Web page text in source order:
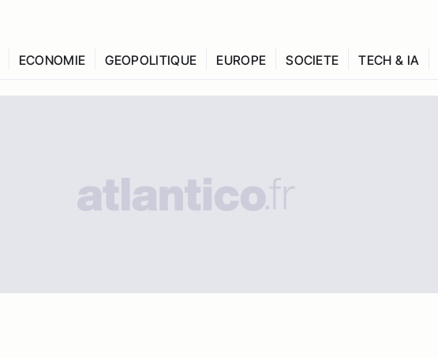
ECONOMIE GEOPOLITIQUE EUROPE SOCIETE TECH & IA